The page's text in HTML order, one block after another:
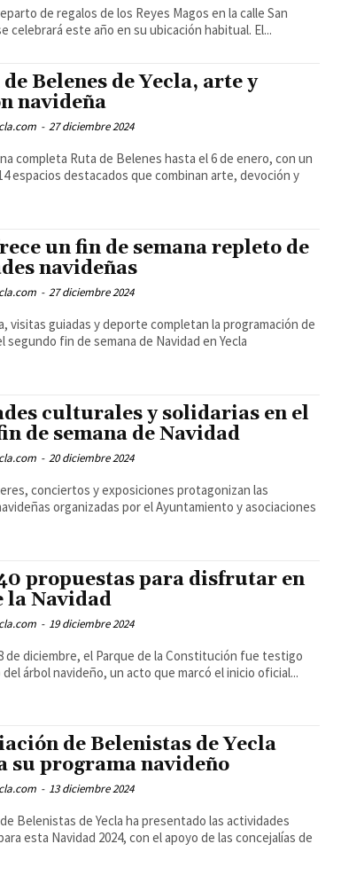
de regalos de los Reyes Magos en la calle San
celebrará este año en su ubicación habitual. El...
Belenes de Yecla, arte y
navideña
- 27 diciembre 2024
completa Ruta de Belenes hasta el 6 de enero, con un
espacios destacados que combinan arte, devoción y
un fin de semana repleto de
navideñas
- 27 diciembre 2024
visitas guiadas y deporte completan la programación de
segundo fin de semana de Navidad en Yecla
culturales y solidarias en el
de semana de Navidad
- 20 diciembre 2024
conciertos y exposiciones protagonizan las
organizadas por el Ayuntamiento y asociaciones
propuestas para disfrutar en
la Navidad
- 19 diciembre 2024
de diciembre, el Parque de la Constitución fue testigo
árbol navideño, un acto que marcó el inicio oficial...
de Belenistas de Yecla
su programa navideño
- 13 diciembre 2024
Belenistas de Yecla ha presentado las actividades
esta Navidad 2024, con el apoyo de las concejalías de